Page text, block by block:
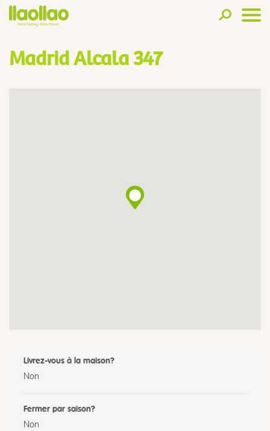
Madrid Alcala 347
Livrez-vous à la maison?
Non
Fermer par saison?
Non